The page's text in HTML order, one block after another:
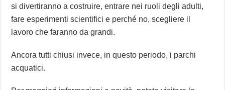
si divertiranno a costruire, entrare nei ruoli degli adulti,
fare esperimenti scientifici e perché no, scegliere il
lavoro che faranno da grandi.
Ancora tutti chiusi invece, in questo periodo, i parchi
acquatici.